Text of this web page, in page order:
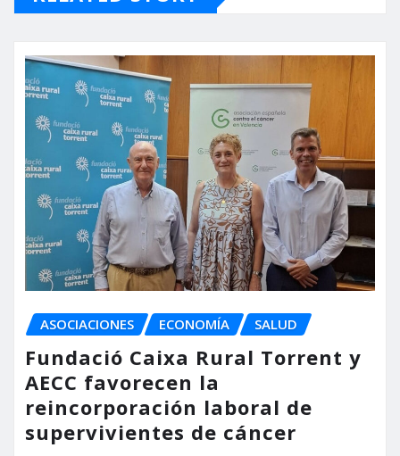
ASOCIACIONES ECONOMÍA SALUD
Fundació Caixa Rural Torrent y
AECC favorecen la
reincorporación laboral de
supervivientes de cáncer